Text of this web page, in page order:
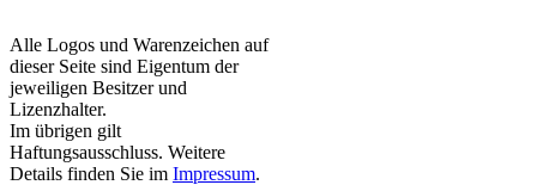
Alle Logos und Warenzeichen auf
dieser Seite sind Eigentum der
jeweiligen Besitzer und
Lizenzhalter.
Im übrigen gilt
Haftungsausschluss. Weitere
Details finden Sie im Impressum.